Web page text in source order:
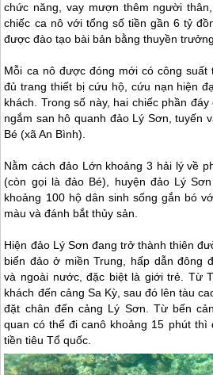
chức năng, vay mượn thêm người
chiếc ca nô với tổng số tiền gần 6 tỷ
được đào tạo bài bản bằng thuyền
Mỗi ca nô được đóng mới có công suất
đủ trang thiết bị cứu hộ, cứu nạn hiện
khách. Trong số này, hai chiếc phần
ngắm san hô quanh đảo Lý Sơn , tuyến
Bé (xã An Bình).
Nằm cách đảo Lớn khoảng 3 hải lý về
(còn gọi là đảo Bé), huyện đảo Lý Sơn
khoảng 100 hộ dân sinh sống gắn bó
màu và đánh bắt thủy sản.
Hiện đảo Lý Sơn đang trở thành thiên
biển đảo ở miền Trung, hấp dẫn đông
và ngoài nước, đặc biệt là giới trẻ. Từ
khách đến cảng Sa Kỳ, sau đó lên tàu
đặt chân đến cảng Lý Sơn . Từ bến
quan có thể đi canô khoảng 15 phút thì
tiền tiêu Tổ quốc.